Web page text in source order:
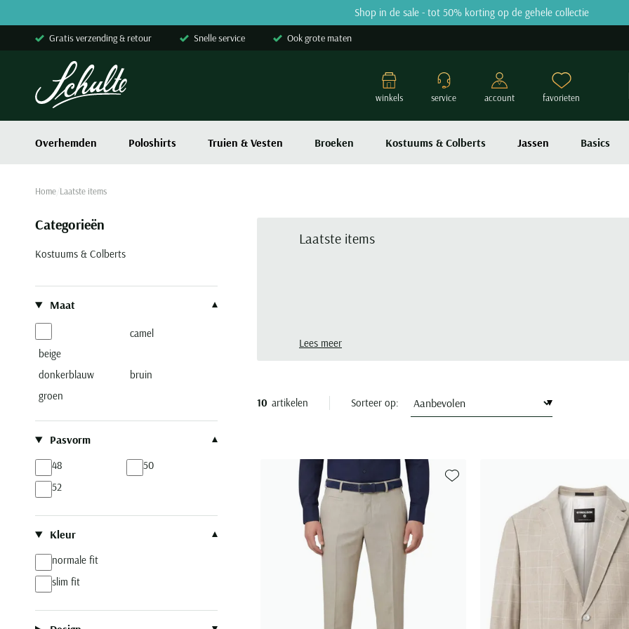
Shop in de sale - tot 50% korting op de gehele collectie
Gratis verzending & retour Snelle service Ook grote maten
Overhemden Poloshirts Truien & Vesten Broeken Kostuums & Colberts Jassen Basics
winkels service account favorieten
Home Laatste items
Laatste items
Lees meer
Categorieën
Kostuums & Colberts
Maat
beige
camel
donkerblauw
bruin
groen
Pasvorm
48
50
52
Kleur
normale fit
slim fit
10 artikelen Sorteer op:
Toevoegen aan favorieten